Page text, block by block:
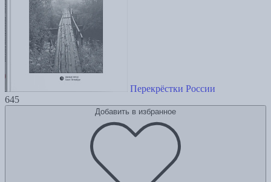
Перекрёстки России
645
Добавить в избранное